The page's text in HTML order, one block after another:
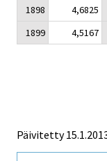
1898 4,6825
1899
4,5167
Päivitetty